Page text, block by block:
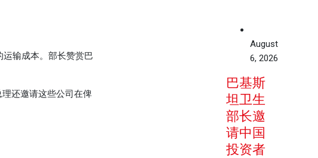
输成本。部长赞赏巴
还邀请这些公司在俾
August
6, 2026
巴基斯
坦卫生
部长邀
请中国
投资者